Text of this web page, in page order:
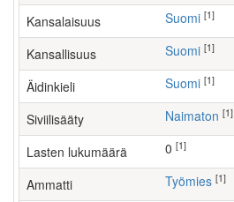
Kansalaisuus Suomi [1]
Kansallisuus Suomi [1]
Äidinkieli Suomi [1]
Siviilisääty Naimaton [1]
Lasten lukumäärä [1]
Ammatti työmies [1]